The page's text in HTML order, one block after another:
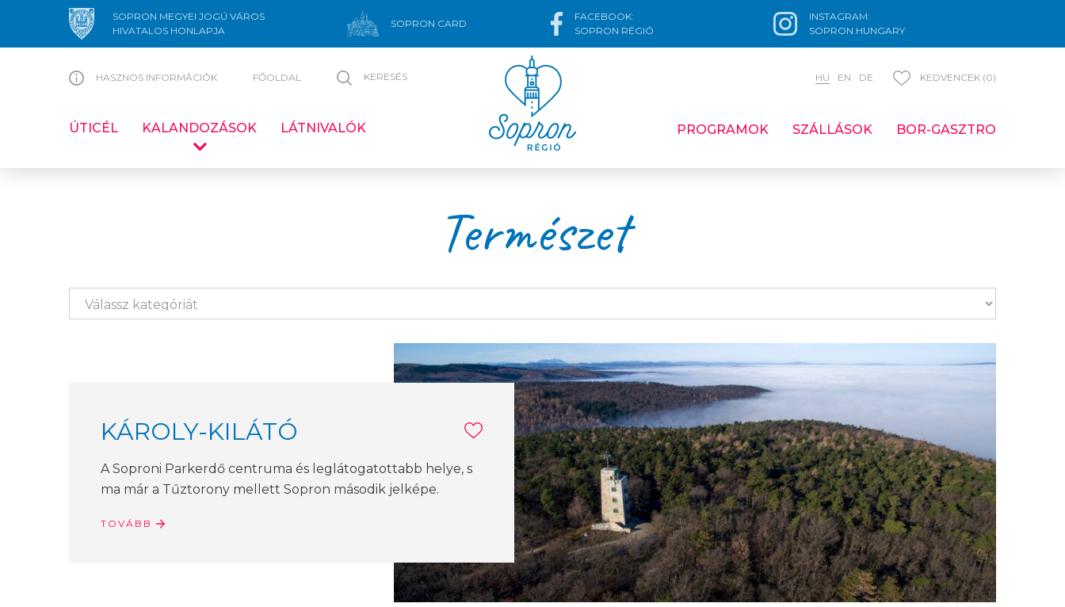
SOPRON MEGYEI JOGÚ VÁROS
HIVATALOS HONLAPJA
SOPRON CARD
FACEBOOK:
SOPRON RÉGIÓ
INSTAGRAM:
SOPRON.HUNGARY
HASZNOS INFORMÁCIÓK FŐOLDAL KERESÉS HU EN DE KEDVENCEK (0)
ÚTICÉL KALANDOZÁSOK LÁTNIVALÓK PROGRAMOK SZÁLLÁSOK BOR-GASZTRO
Természet
KÁROLY-KILÁTÓ
A Soproni Parkerdő centruma és leglátogatottabb helye, s
ma már a Tűztorony mellett Sopron második jelképe.
TOVÁBB